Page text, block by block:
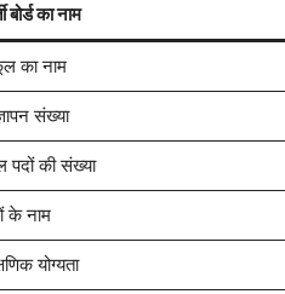
बोर्ड का नाम
का नाम
संख्या
पदों की संख्या
के नाम
योग्यता